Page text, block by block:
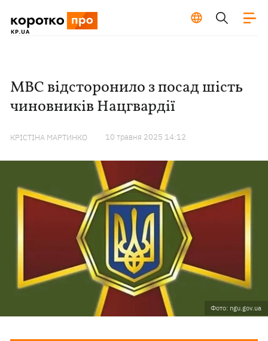
МВС відсторонило з посад шість
чиновників Нацгвардії
КРІСТІНА МАРТИНКО 10 травня 2025 14:12
Фото: ngu.gov.ua